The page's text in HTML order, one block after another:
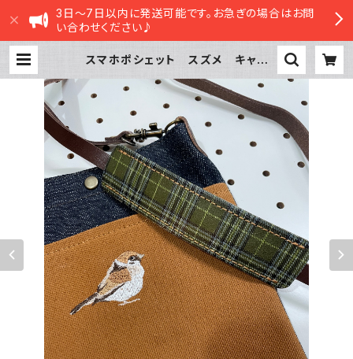
3日～7日以内に発送可能です。お急ぎの場合はお問
い合わせください♪
スマホポシェット スズメ キャメ
め 雀 | sasatte STORE|ささって
ストア